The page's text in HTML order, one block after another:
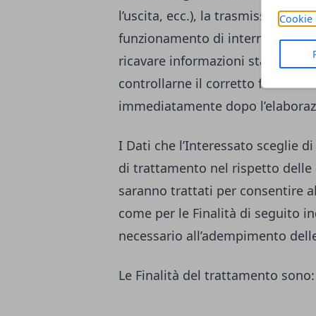
Cookie
l’uscita, ecc.), la trasmissione
funzionamento di internet. Tali
ricavare informazioni statistiche
controllarne il corretto
immediatamente dopo
I Dati che l’Interessato sceglie
di trattamento nel rispetto delle
saranno trattati per consentire
come per le Finalità di seguito
necessario all’adempimento
Le Finalità del trattamento sono: